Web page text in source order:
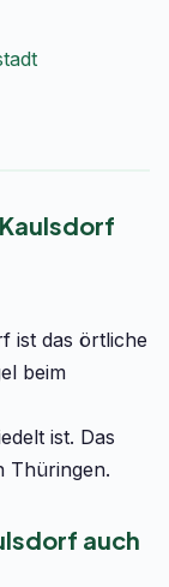
ist das örtliche
beim
ist. Das
Thüringen.
auch